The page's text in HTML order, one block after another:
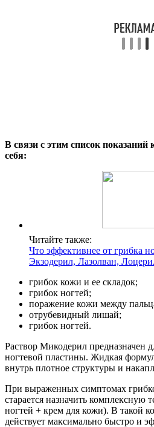
В связи с этим список
себя:
Читайте также:
Что эффективнее от грибка
Экзодерил, Лазолван,
грибок кожи и ее складок;
грибок ногтей;
поражение кожи между
отрубевидный лишай;
грибок ногтей.
Раствор Микодерил предназначен
ногтевой пластины. Жидкая
внутрь плотное структуры и
При выраженных симптомах
старается назначить комплексную
ногтей + крем для кожи). В такой
действует максимально быстро и